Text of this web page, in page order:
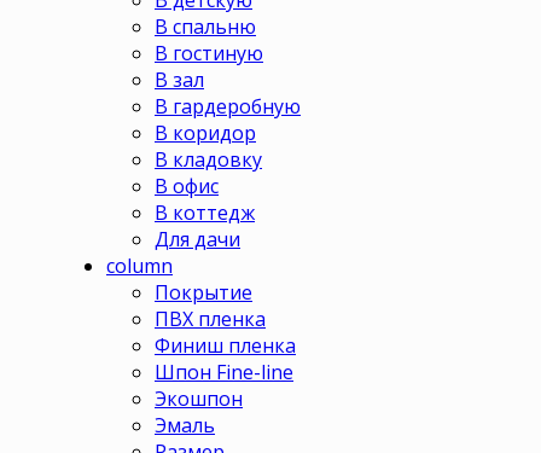
В спальню
В гостиную
В зал
В гардеробную
В коридор
В кладовку
В офис
В коттедж
Для дачи
column
Покрытие
ПВХ пленка
Финиш пленка
Шпон Fine-line
Экошпон
Эмаль